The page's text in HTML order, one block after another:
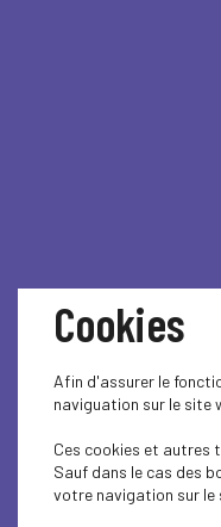
Cookies
Afin d'assurer le
naviguation sur le site
Ces cookies et autres
Sauf dans le cas des
votre navigation sur le